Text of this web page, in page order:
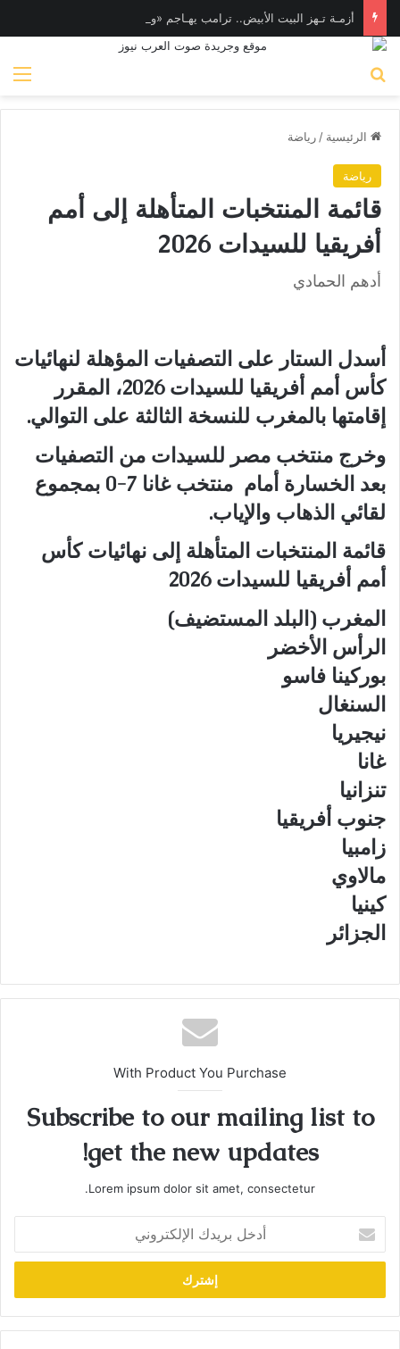
الرئيسية / رياضة
رياضة
قائمة المنتخبات المتأهلة إلى أمم
أفريقيا للسيدات 2026
أدهم الحمادي
أسدل الستار على التصفيات المؤهلة لنهائيات
كأس أمم أفريقيا للسيدات 2026، المقرر
إقامتها بالمغرب للنسخة الثالثة على التوالي.
وخرج منتخب مصر للسيدات من التصفيات
بعد الخسارة أمام منتخب غانا 7-0 بمجموع
لقائي الذهاب والإياب.
قائمة المنتخبات المتأهلة إلى نهائيات كأس
أمم أفريقيا للسيدات 2026
المغرب (البلد المستضيف)
الرأس الأخضر
بوركينا فاسو
السنغال
نيجيريا
غانا
تنزانيا
جنوب أفريقيا
زامبيا
مالاوي
كينيا
الجزائر
With Product You Purchase
Subscribe to our mailing list to
get the new updates!
Lorem ipsum dolor sit amet, consectetur.
بريدك
الإلكتروني